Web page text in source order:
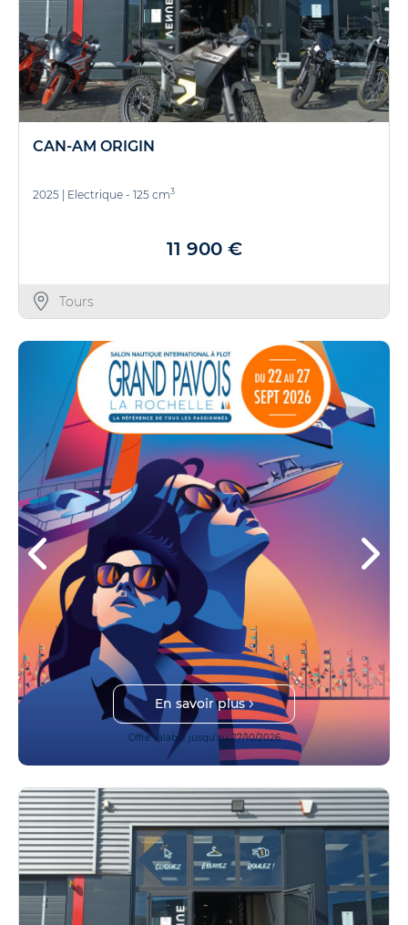
CAN-AM ORIGIN
2025 | Electrique - 125 cm3
11 900 €
Tours
En savoir plus
Offre valable jusqu'au 27/10/2026